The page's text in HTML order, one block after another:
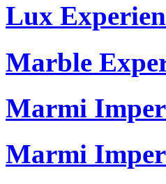
Lux
Marble
Marmi
Marmi